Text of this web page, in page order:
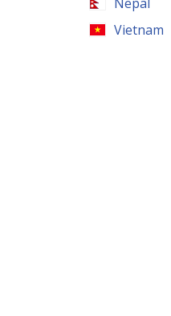
Vietnam